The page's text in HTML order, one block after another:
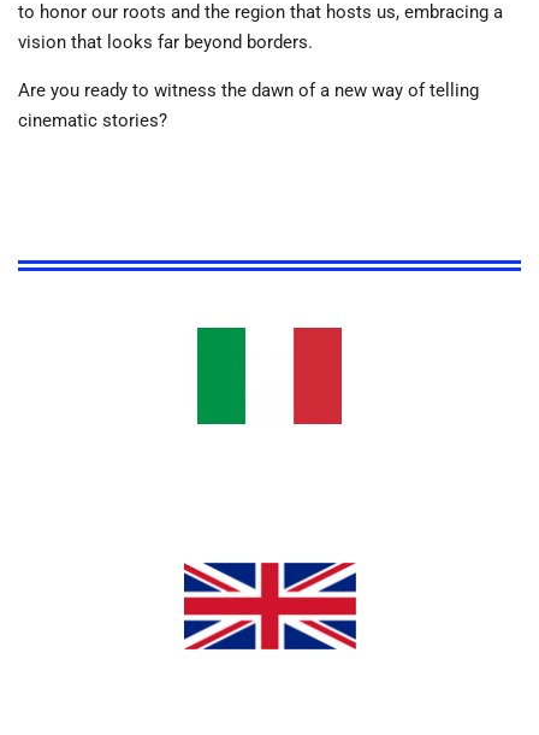
to honor our roots and the region that hosts us, embracing a
vision that looks far beyond borders.
Are you ready to witness the dawn of a new way of telling
cinematic stories?